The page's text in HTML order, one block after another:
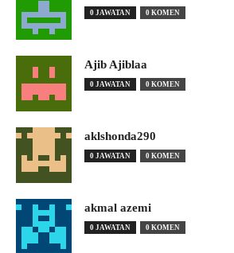
0 JAWATAN 0 KOMEN
Ajib Ajiblaa
0 JAWATAN 0 KOMEN
aklshonda290
0 JAWATAN 0 KOMEN
akmal azemi
0 JAWATAN 0 KOMEN